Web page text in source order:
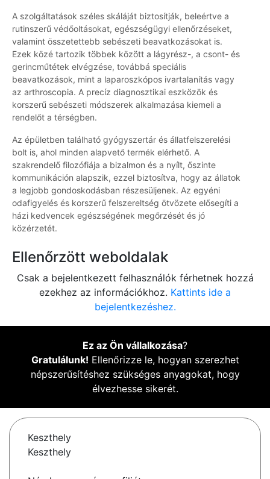
A szolgáltatások széles skáláját biztosítják, beleértve a
rutinszerű védőoltásokat, egészségügyi ellenőrzéseket,
valamint összetettebb sebészeti beavatkozásokat is.
Ezek közé tartozik többek között a lágyrész-, a csont- és
gerincműtétek elvégzése, továbbá speciális
beavatkozások, mint a laparoszkópos ivartalanítás vagy
az arthroscopia. A precíz diagnosztikai eszközök és
korszerű sebészeti módszerek alkalmazása kiemeli a
rendelőt a térségben.
Az épületben található gyógyszertár és állatfelszerelési
bolt is, ahol minden alapvető termék elérhető. A
szakrendelő filozófiája a bizalmon és a nyílt, őszinte
kommunikáción alapszik, ezzel biztosítva, hogy az állatok
a legjobb gondoskodásban részesüljenek. Az egyéni
odafigyelés és korszerű felszereltség ötvözete elősegíti a
házi kedvencek egészségének megőrzését és jó
közérzetét.
Ellenőrzött weboldalak
Csak a bejelentkezett felhasználók férhetnek hozzá
ezekhez az információkhoz. Kattints ide a
bejelentkezéshez.
Ez az Ön vállalkozása?
Gratulálunk! Ellenőrizze le, hogyan szerezhet
népszerűsítéshez szükséges anyagokat, hogy
élvezhesse sikerét.
Keszthely
Keszthely